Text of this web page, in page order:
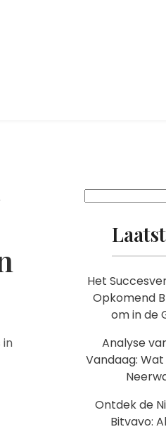
in
Het
Opkomend
om in de
Analyse
Vandaag:
Ontdek de
Bitvavo: